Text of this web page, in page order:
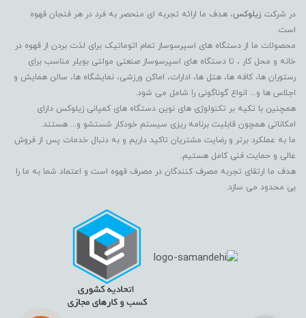
در شرکت زیلوکس، هدف ما ارائه تجربه ای منحصر به فرد در هر فنجان قهوه
است.
محصولات ما از دستگاه های اسپرسوساز تمام اتوماتیک برای لذت بردن از قهوه در
خانه و محل کار ، تا دستگاه های اسپرسوساز صنعتی مولتی بویلر مناسب برای
رستوران ها، کافه ها، هتل ها، ادارات، اماکن ورزشی، نمایشگاه ها، سالن همایش و
اجلاس ها و... انواع گوناگونی را شامل می شود.
همچنین با تکیه بر تکنولوژی های نوین دستگاه های کمپانی زیلوکس دارای
امکاناتی همچون قابلیت برنامه ریزی سیستم خودکار شستشو و... هستند.
ما به عملکرد برتر و رضایت مشتریان تاکید داریم و به دنبال خدمات پس از فروش
عالی و حمایت فنی کامل هستیم.
هدف ما ارتقای تجربه مصرف کنندگان در مصرف قهوه است و اعتماد شما به ما را
بی محدود می سازد.